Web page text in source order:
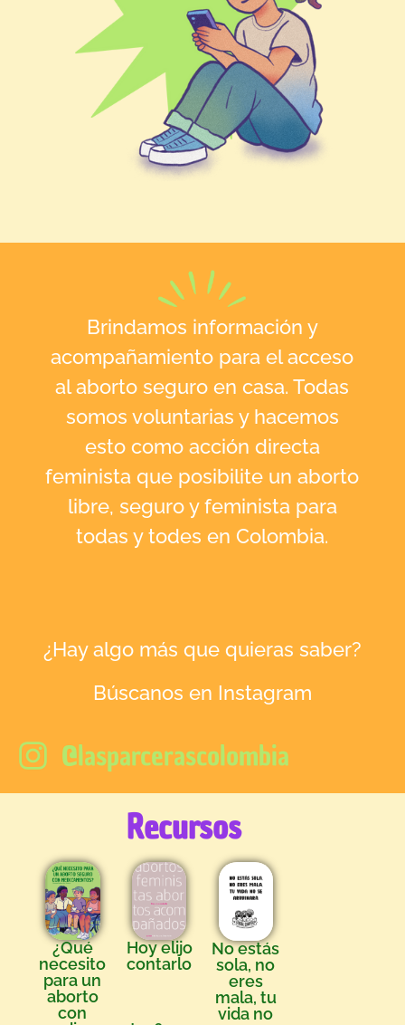
Brindamos información y
acompañamiento para el acceso
al aborto seguro en casa. Todas
somos voluntarias y hacemos
esto como acción directa
feminista que posibilite un aborto
libre, seguro y feminista para
todas y todes en Colombia.
¿Hay algo más que quieras saber?
Búscanos en Instagram
@lasparcerascolombia
Recursos
¿Qué
necesito
para un
aborto
con
Hoy elijo
contarlo
No estás
sola, no
eres
mala, tu
vida no